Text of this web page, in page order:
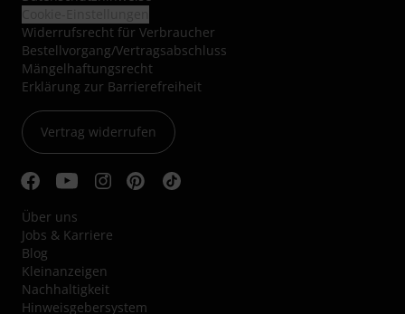
Widerrufsrecht für Verbraucher
Bestellvorgang/Vertragsabschluss
Mängelhaftungsrecht
Erklärung zur Barrierefreiheit
Vertrag widerrufen
Über uns
Jobs & Karriere
Blog
Kleinanzeigen
Nachhaltigkeit
Hinweisgebersystem